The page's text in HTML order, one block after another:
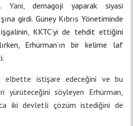
Yani,demagoji yaparak siyasi
girdi. Güney Kıbrıs Yönetiminde
KKTC’yi de tehdit ettiğini
Erhürman’ın bir kelime laf
elbette istişare edeceğini ve bu
yürüteceğini söyleyen Erhürman,
iki devletli çözüm istediğini de